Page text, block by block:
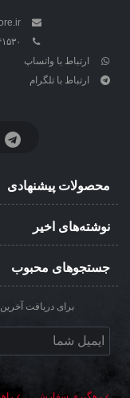
۰۲۱-
ارتباط با واتساپ
ارتباط با تلگرام
محصولات پیشنهادی
نوشته‌های اخیر
جستجوهای محبوب
برای دریافت